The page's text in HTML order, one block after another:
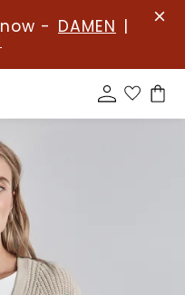
- DAMEN |